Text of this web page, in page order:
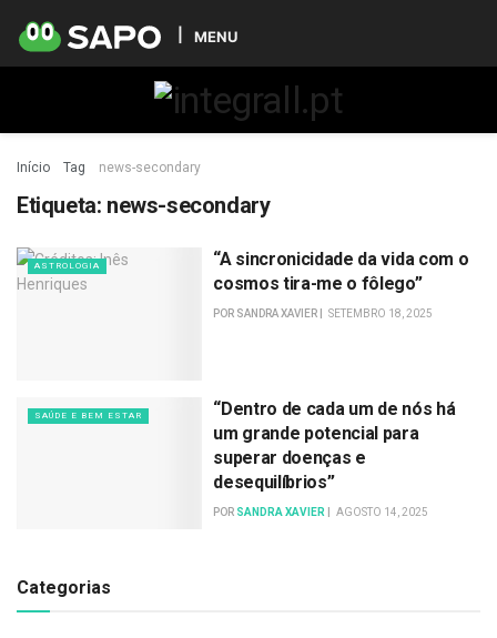
MENU
Início Tag news-secondary
Etiqueta: news-secondary
ASTROLOGIA
“A sincronicidade da vida com o
cosmos tira-me o fôlego”
POR SANDRA XAVIER SETEMBRO 18, 2025
SAÚDE E BEM ESTAR
“Dentro de cada um de nós há
um grande potencial para
superar doenças e
desequilíbrios”
POR SANDRA XAVIER AGOSTO 14, 2025
Categorias